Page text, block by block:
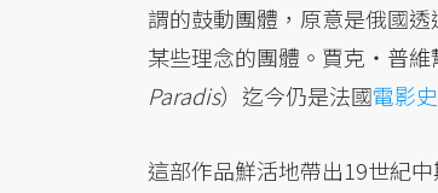
謂的鼓動團體，原意是俄國
某些理念的團體。賈克・普
Paradis）迄今仍是法國電影史
這部作品鮮活地帶出19世紀